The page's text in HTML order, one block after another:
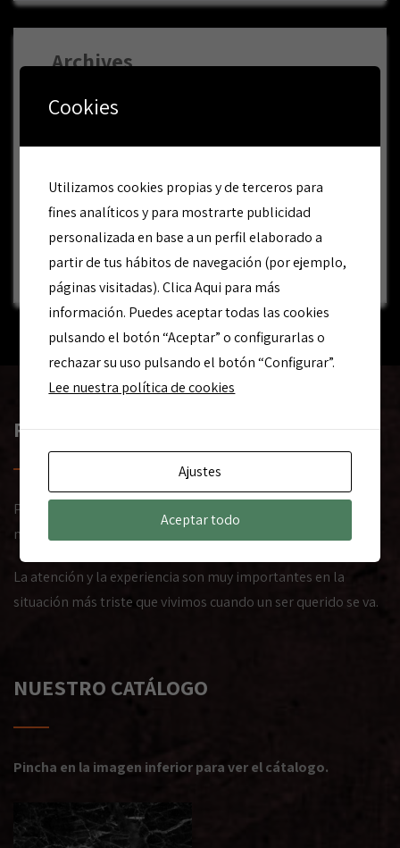
Archives
marzo 2016
febrero 2016
PIDE PRESUPUESTO
Pide tu presupuesto por teléfono, correo electrónico o en
nuestras oficinas al lado del cementerio.
La atención y la experiencia son muy importantes en la
situación más triste que vivimos cuando un ser querido se va.
NUESTRO CATÁLOGO
Pincha en la imagen inferior para ver el cátalogo.
Cookies
Utilizamos cookies propias y de terceros para
fines analíticos y para mostrarte publicidad
personalizada en base a un perfil elaborado a
partir de tus hábitos de navegación (por ejemplo,
páginas visitadas). Clica Aqui para más
información. Puedes aceptar todas las cookies
pulsando el botón “Aceptar” o configurarlas o
rechazar su uso pulsando el botón “Configurar”.
Lee nuestra política de cookies
Ajustes
Aceptar todo